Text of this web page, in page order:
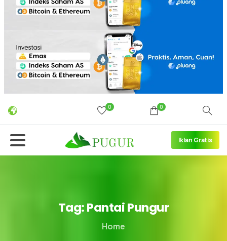
0 0
Iklan Gratis
Tag:PantaiPungur
Home